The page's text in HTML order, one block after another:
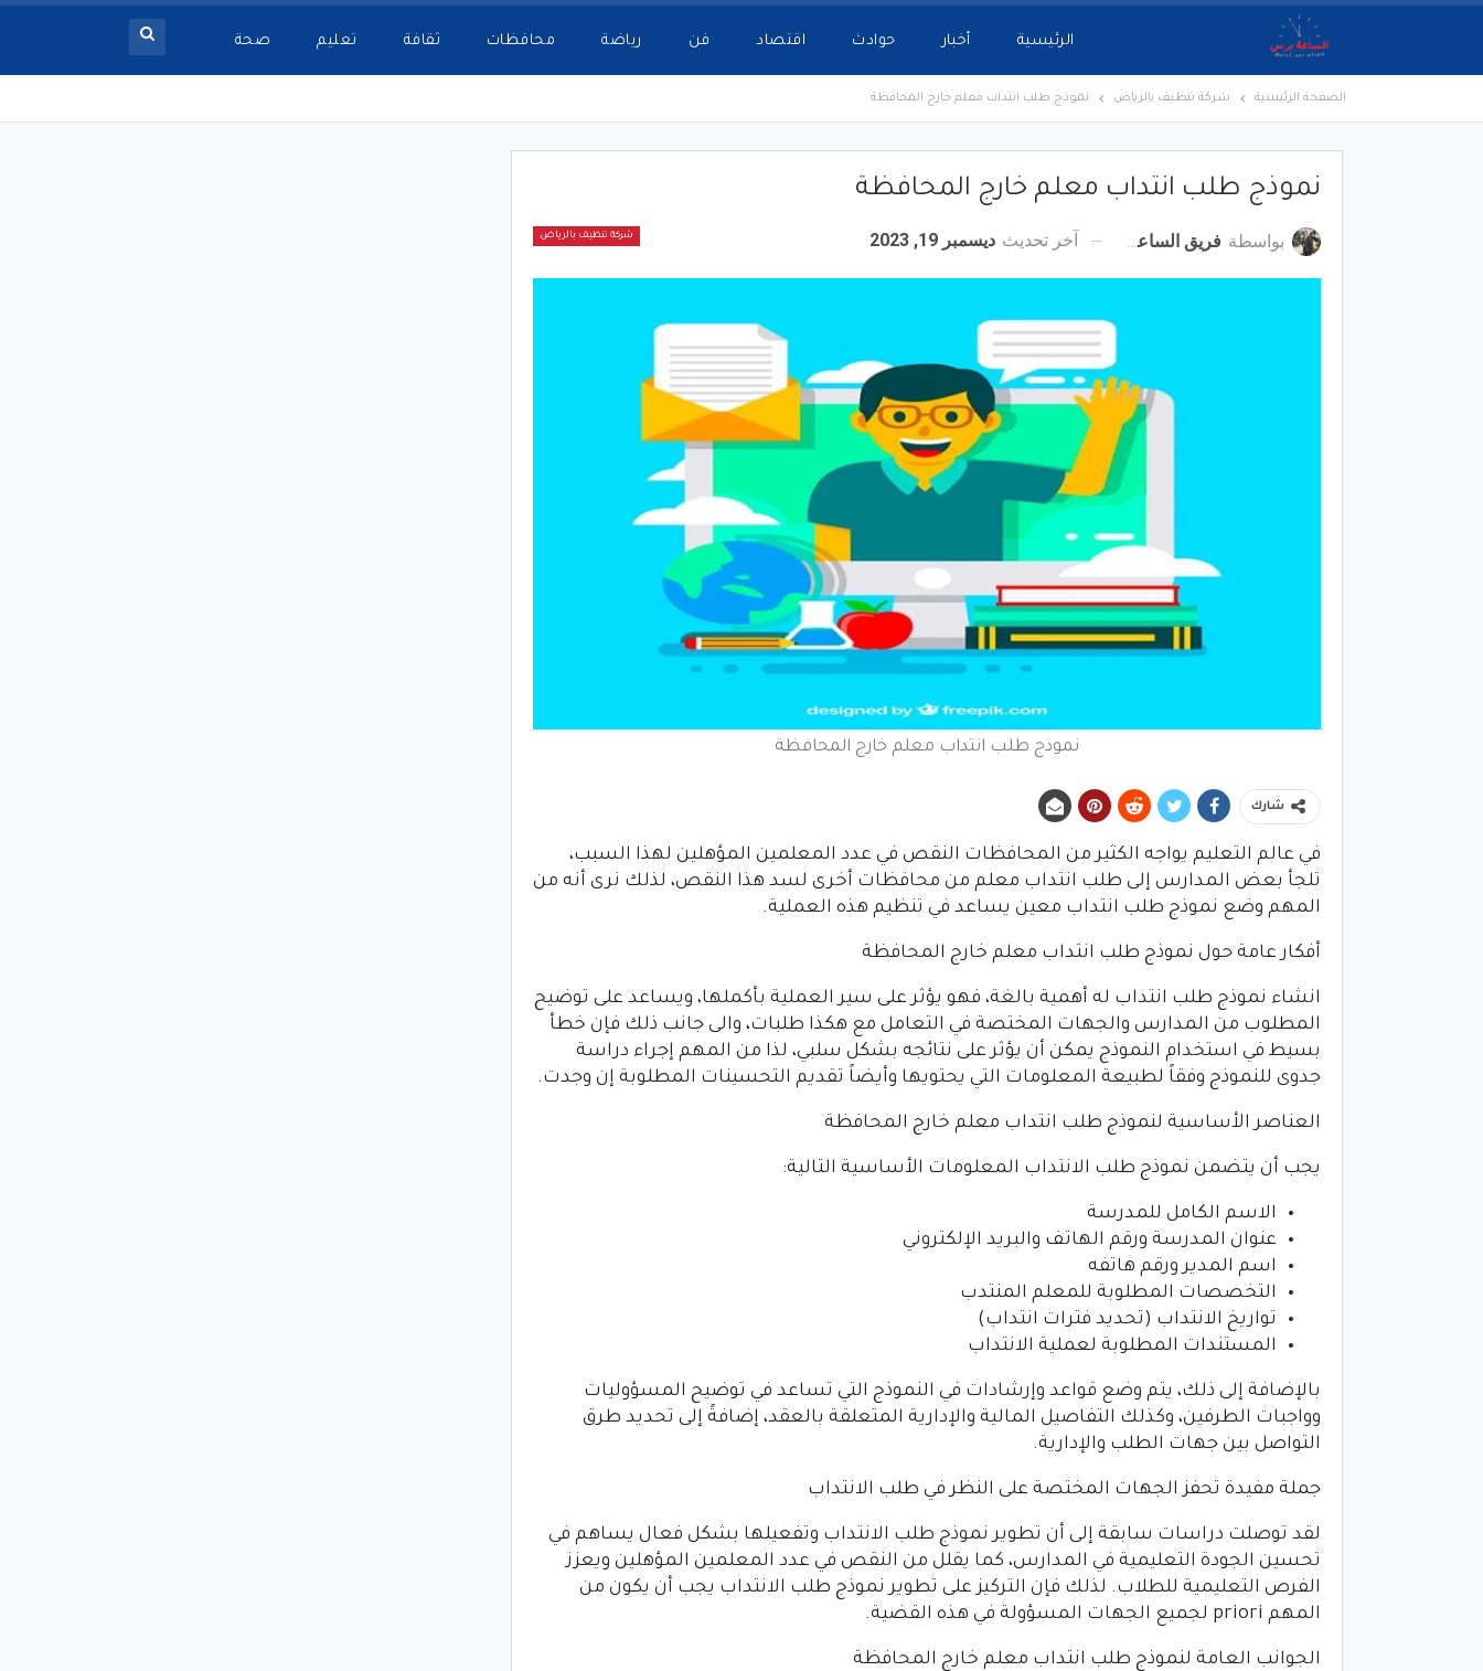
الرئيسية أخبار حوادث اقتصاد فن رياضة محافظات ثقافة تعليم صحة
الصفحة الرئيسية شركة تنظيف بالرياض نموذج طلب انتداب معلم خارج المحافظة
نموذج طلب انتداب معلم خارج المحافظة
شركة تنظيف بالرياض بواسطة فريق الساعة برس آخر تحديث ديسمبر 19, 2023
نموذج طلب انتداب معلم خارج المحافظة
شارك
في عالم التعليم يواجه الكثير من المحافظات النقص في عدد المعلمين المؤهلين لهذا السبب،
تلجأ بعض المدارس إلى طلب انتداب معلم من محافظات أخرى لسد هذا النقص، لذلك نرى أنه من
المهم وضع نموذج طلب انتداب معين يساعد في تنظيم هذه العملية.
أفكار عامة حول نموذج طلب انتداب معلم خارج المحافظة
انشاء نموذج طلب انتداب له أهمية بالغة، فهو يؤثر على سير العملية بأكملها، ويساعد على توضيح
المطلوب من المدارس والجهات المختصة في التعامل مع هكذا طلبات، والى جانب ذلك فإن خطأ
بسيط في استخدام النموذج يمكن أن يؤثر على نتائجه بشكل سلبي، لذا من المهم إجراء دراسة
جدوى للنموذج وفقاً لطبيعة المعلومات التي يحتويها وأيضاً تقديم التحسينات المطلوبة إن وجدت.
العناصر الأساسية لنموذج طلب انتداب معلم خارج المحافظة
يجب أن يتضمن نموذج طلب الانتداب المعلومات الأساسية التالية:
الاسم الكامل للمدرسة
عنوان المدرسة ورقم الهاتف والبريد الإلكتروني
اسم المدير ورقم هاتفه
التخصصات المطلوبة للمعلم المنتدب
تواريخ الانتداب (تحديد فترات انتداب)
المستندات المطلوبة لعملية الانتداب
بالإضافة إلى ذلك، يتم وضع قواعد وإرشادات في النموذج التي تساعد في توضيح المسؤوليات
وواجبات الطرفين، وكذلك التفاصيل المالية والإدارية المتعلقة بالعقد، إضافةً إلى تحديد طرق
التواصل بين جهات الطلب والإدارية.
جملة مفيدة تحفز الجهات المختصة على النظر في طلب الانتداب
لقد توصلت دراسات سابقة إلى أن تطوير نموذج طلب الانتداب وتفعيلها بشكل فعال يساهم في
تحسين الجودة التعليمية في المدارس، كما يقلل من النقص في عدد المعلمين المؤهلين ويعزز
الفرص التعليمية للطلاب. لذلك فإن التركيز على تطوير نموذج طلب الانتداب يجب أن يكون من
المهم priori لجميع الجهات المسؤولة في هذه القضية.
الجوانب العامة لنموذج طلب انتداب معلم خارج المحافظة